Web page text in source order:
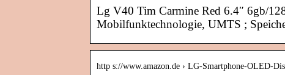
Lg V40 Tim Carmine Red 6.4″ 6gb/
Mobilfunktechnologie, UMTS ;
http s://www.amazon.de › LG-Smartphone-OLED-